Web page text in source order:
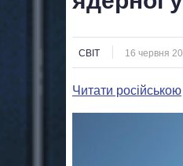
СВІТ 16 червня
Читати російською